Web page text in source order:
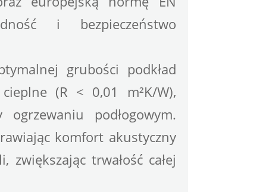
i bezpieczeństwo
grubości podkład
(R < 0,01 m²K/W),
podłogowym.
komfort akustyczny
trwałość całej